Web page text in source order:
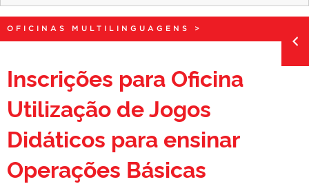
OFICINAS MULTILINGUAGENS >
Inscrições para Oficina
Utilização de Jogos
Didáticos para ensinar
Operações Básicas